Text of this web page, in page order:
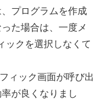
プログラムを作成
た場合は、一度メ
ックを選択しなくて
ィック画面が呼び出
が良くなりまし